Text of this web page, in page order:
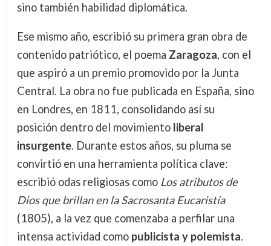
sino también habilidad diplomática.
Ese mismo año, escribió su primera gran obra de
contenido patriótico, el poema Zaragoza, con el
que aspiró a un premio promovido por la Junta
Central. La obra no fue publicada en España, sino
en Londres, en 1811, consolidando así su
posición dentro del movimiento liberal
insurgente. Durante estos años, su pluma se
convirtió en una herramienta política clave:
escribió odas religiosas como Los atributos de
Dios que brillan en la Sacrosanta Eucaristía
(1805), a la vez que comenzaba a perfilar una
intensa actividad como publicista y polemista.